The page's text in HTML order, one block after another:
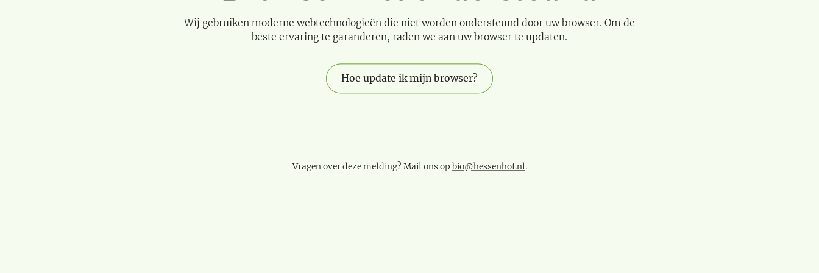
Wij gebruiken moderne webtechnologieën die niet worden ondersteund door uw browser. Om de
beste ervaring te garanderen, raden we aan uw browser te updaten.
Hoe update ik mijn browser?
Vragen over deze melding? Mail ons op bio@hessenhof.nl.